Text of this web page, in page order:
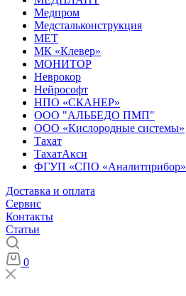
Медпром
Медстальконструкция
МЕТ
МК «Клевер»
МОНИТОР
Неврокор
Нейрософт
НПО «СКАНЕР»
ООО "АЛЬБЕДО ПМП"
ООО «Кислородные системы»
Тахат
ТахатАкси
ФГУП «СПО «Аналитприбор»
Доставка и оплата
Cервис
Контакты
Статьи
0